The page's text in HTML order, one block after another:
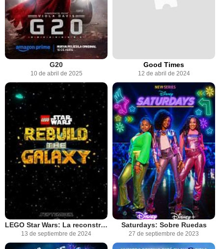
G20
10 de abril de 2025
Good Times
12 de abril de 2024
LEGO Star Wars: La reconstrucción de la galaxia
13 de septiembre de 2024
Saturdays: Sobre Ruedas
27 de septiembre de 2023